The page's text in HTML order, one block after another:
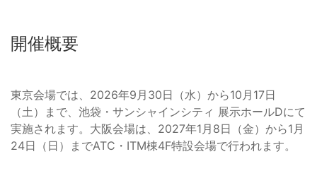
開催概要
東京会場では、2026年9月30日（水）から10月17日
（土）まで、池袋・サンシャインシティ 展示ホールDにて
実施されます。大阪会場は、2027年1月8日（金）から1月
24日（日）までATC・ITM棟4F特設会場で行われます。